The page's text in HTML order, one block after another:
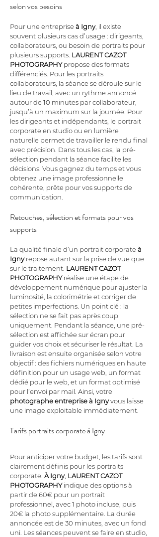
selon vos besoins
Pour une entreprise à Igny, il existe
souvent plusieurs cas d’usage : dirigeants,
collaborateurs, ou besoin de portraits pour
plusieurs supports. LAURENT CAZOT
PHOTOGRAPHY propose des formats
différenciés. Pour les portraits
collaborateurs, la séance se déroule sur le
lieu de travail, avec un rythme annoncé
autour de 10 minutes par collaborateur,
jusqu’à un maximum sur la journée. Pour
les dirigeants et indépendants, le portrait
corporate en studio ou en lumière
naturelle permet de travailler le rendu final
avec précision. Dans tous les cas, la pré-
sélection pendant la séance facilite les
décisions. Vous gagnez du temps et vous
obtenez une image professionnelle
cohérente, prête pour vos supports de
communication.
Retouches, sélection et formats pour vos
supports
La qualité finale d’un portrait corporate à
Igny repose autant sur la prise de vue que
sur le traitement. LAURENT CAZOT
PHOTOGRAPHY réalise une étape de
développement numérique pour ajuster la
luminosité, la colorimétrie et corriger de
petites imperfections. Un point clé : la
sélection ne se fait pas après coup
uniquement. Pendant la séance, une pré-
sélection est affichée sur écran pour
guider vos choix et sécuriser le résultat. La
livraison est ensuite organisée selon votre
objectif : des fichiers numériques en haute
définition pour un usage web, un format
dédié pour le web, et un format optimisé
pour l’envoi par mail. Ainsi, votre
photographe entrepriseà Igny vous laisse
une image exploitable immédiatement.
Tarifs portraits corporate à Igny
Pour anticiper votre budget, les tarifs sont
clairement définis pour les portraits
corporate. À Igny, LAURENT CAZOT
PHOTOGRAPHY indique des options à
partir de 60€ pour un portrait
professionnel, avec 1 photo incluse, puis
20€ la photo supplémentaire. La durée
annoncée est de 30 minutes, avec un fond
uni. Les séances peuvent se faire en studio,